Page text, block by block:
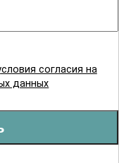
согласия на
данных